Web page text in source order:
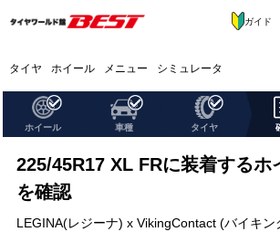
タイヤ ホイール メニュー シミュレータ
ガイド
ホイール 車種 タイヤ
225/45R17 XL FRに装着するホ
を確認
LEGINA(レジーナ) x VikingContact (バイキン